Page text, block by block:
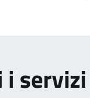
servizi